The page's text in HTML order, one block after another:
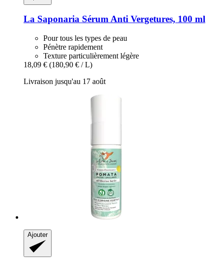
La Saponaria Sérum Anti Vergetures, 100 ml
Pour tous les types de peau
Pénètre rapidement
Texture particulièrement légère
18,09 € (180,90 € / L)
Livraison jusqu'au 17 août
Ajouter